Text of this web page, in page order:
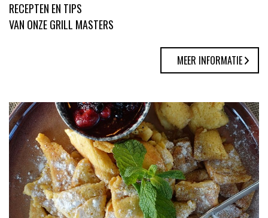
RECEPTEN EN TIPS
VAN ONZE GRILL MASTERS
MEER INFORMATIE